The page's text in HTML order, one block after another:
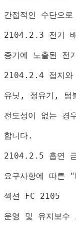
간접적인 수단으
2104.2.3 전기
증기에 노출된 전
2104.2.4 접지
유닛 , 정유기 , 텀
전도성이 없는 경
합니다.
2104.2.5 흡연
요구사항에 따른
섹션 FC 2105
운영 및 유지보수